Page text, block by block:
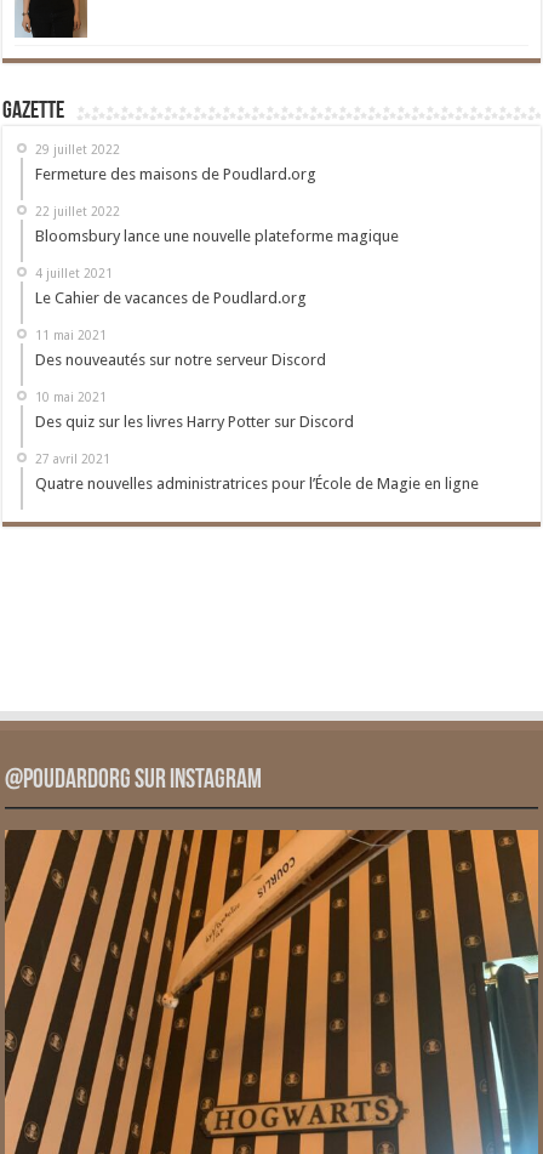
Gazette
29 juillet 2022
Fermeture des maisons de Poudlard.org
22 juillet 2022
Bloomsbury lance une nouvelle plateforme magique
4 juillet 2021
Le Cahier de vacances de Poudlard.org
11 mai 2021
Des nouveautés sur notre serveur Discord
10 mai 2021
Des quiz sur les livres Harry Potter sur Discord
27 avril 2021
Quatre nouvelles administratrices pour l’École de Magie en ligne
@PoudardOrg sur Instagram